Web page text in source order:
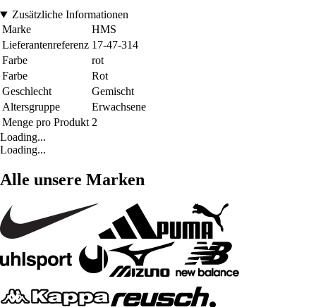
Zusätzliche Informationen
Marke
HMS
Lieferantenreferenz 17-47-314
Farbe
rot
Farbe
Rot
Geschlecht
Gemischt
Altersgruppe
Erwachsene
Menge pro Produkt 2
Loading...
Loading...
Alle unsere Marken